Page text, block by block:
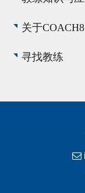
关于COACH8
寻找教练